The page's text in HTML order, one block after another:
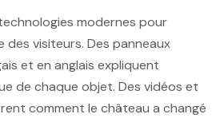
modernes pour
des visiteurs. Des panneaux
et en anglais expliquent
de chaque objet. Des vidéos et
comment le château a changé